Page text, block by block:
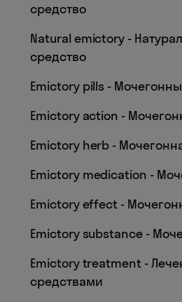
средство
Natural emictory -
средство
Emictory pills -
Emictory action -
Emictory herb -
Emictory medication -
Emictory effect -
Emictory substance -
Emictory treatment -
средствами